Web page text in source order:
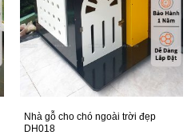
Nhà gỗ cho chó ngoài trời đẹp
DH018